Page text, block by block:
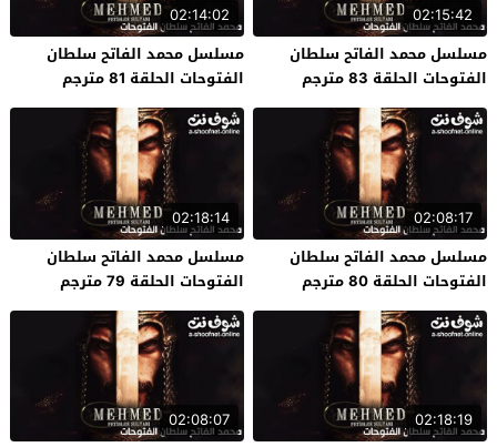
02:15:42
مسلسل محمد الفاتح سلطان
الفتوحات الحلقة 83 مترجم
02:14:02
مسلسل محمد الفاتح سلطان
الفتوحات الحلقة 81 مترجم
02:08:17
مسلسل محمد الفاتح سلطان
الفتوحات الحلقة 80 مترجم
02:18:14
مسلسل محمد الفاتح سلطان
الفتوحات الحلقة 79 مترجم
02:18:19
02:08:07